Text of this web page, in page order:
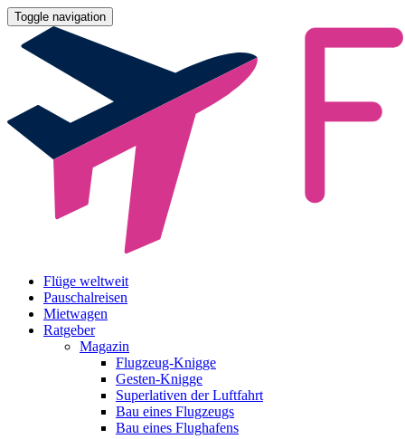
Toggle navigation
Flüge weltweit
Pauschalreisen
Mietwagen
Ratgeber
Magazin
Flugzeug-Knigge
Gesten-Knigge
Superlativen der Luftfahrt
Bau eines Flugzeugs
Bau eines Flughafens